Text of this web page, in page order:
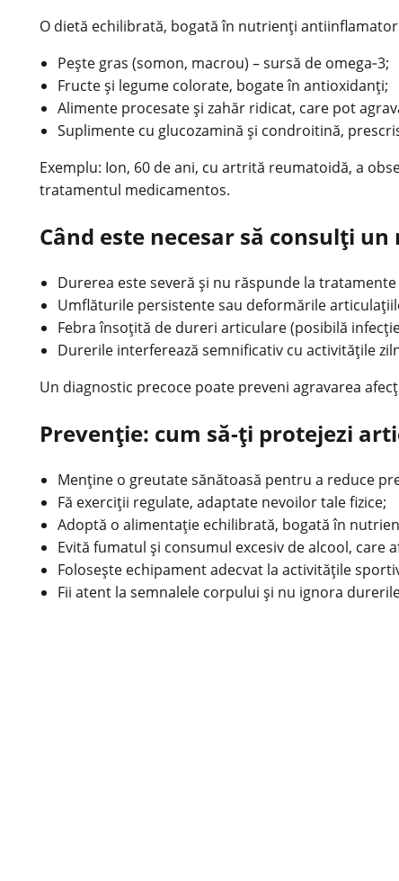
O dietă echilibrată, bogată în nutrienți
Pește gras (somon, macrou) – sursă de omega‑3;
Fructe și legume colorate, bogate în antioxidanți;
Alimente procesate și zahăr ridicat, care pot
Suplimente cu glucozamină și condroitină,
Exemplu: Ion, 60 de ani, cu artrită reumatoidă, a
tratamentul medicamentos.
Când este necesar să consulți un
Durerea este severă și nu răspunde la
Umflăturile persistente sau deformările
Febra însoțită de dureri articulare (posibilă
Durerile interferează semnificativ cu activitățile
Un diagnostic precoce poate preveni agravarea
Prevenție: cum să-ți protejezi
Menține o greutate sănătoasă pentru a reduce
Fă exerciții regulate, adaptate nevoilor tale fizice;
Adoptă o alimentație echilibrată, bogată în
Evită fumatul și consumul excesiv de alcool, care
Folosește echipament adecvat la activitățile
Fii atent la semnalele corpului și nu ignora